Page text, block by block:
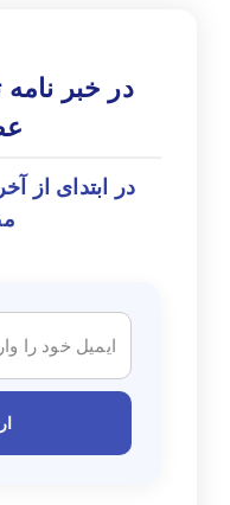
در خبر
در ابتدای از